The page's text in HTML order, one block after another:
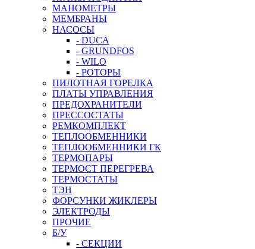
МАНОМЕТРЫ
МЕМБРАНЫ
НАСОСЫ
- DUCA
- GRUNDFOS
- WILO
- РОТОРЫ
ПИЛОТНАЯ ГОРЕЛКА
ПЛАТЫ УПРАВЛЕНИЯ
ПРЕДОХРАНИТЕЛИ
ПРЕССОСТАТЫ
РЕМКОМПЛЕКТ
ТЕПЛООБМЕННИКИ
ТЕПЛООБМЕННИКИ ГК
ТЕРМОПАРЫ
ТЕРМОСТ ПЕРЕГРЕВА
ТЕРМОСТАТЫ
ТЭН
ФОРСУНКИ ЖИКЛЕРЫ
ЭЛЕКТРОДЫ
ПРОЧИЕ
Б/У
- СЕКЦИИ